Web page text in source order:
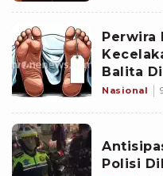
Perwira
Balita
Dalami
Nasional
Polisi